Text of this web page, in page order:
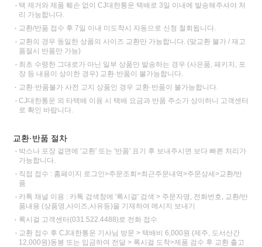
택 제거와 제품 훼손 없이 CJ대한통운 택배로 3일 이내에 발송해주셔야 처
리 가능합니다.
교환/반품 접수 후 7일 이내 미도착시 자동으로 신청 철회됩니다.
교환의 경우 동일한 상품의 사이즈 교환만 가능합니다. (맞교환 불가 / 재고
품절시 반품만 가능)
최초 수령한 그대로가 아닌 일부 상품만 발송하는 경우 (사은품, 패키지, 포
장 등 내용이 상이한 경우) 교환·반품이 불가능합니다.
교환·반품불가 사전 고지 상품인 경우 교환·반품이 불가능합니다.
CJ대한통운 외 타택배 이용 시 택배 요금과 반품 주소가 상이하니 고객센터
로 확인 바랍니다.
교환·반품 절차
박스나 포장 겉면에 '교환' 또는 '반품' 표기 후 보내주시면 보다 빠른 처리가
가능합니다.
직접 접수 : 홈페이지 로그인>주문조회>최근주문내역>주문상세>교환/반
품
카톡 채널 이용 : 카톡 검색창에 '록시걸' 검색 > 주문자명, 전화번호, 교환/반
품내용 (상품명,사이즈,사유등)을 기재하여 메시지 보내기
록시걸 고객센터(031.522.4488)로 전화 접수
교환 접수 후 CJ대한통운 기사님 방문 > 택배비 6,000원 (제주, 도서산간
12,000원)동봉 또는 입금하여 전달 > 록시걸 도착>제품 검수 후 교환 출고